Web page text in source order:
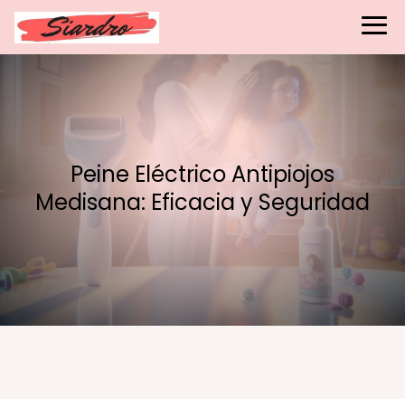
Peine Eléctrico Antipiojos
Medisana: Eficacia y Seguridad